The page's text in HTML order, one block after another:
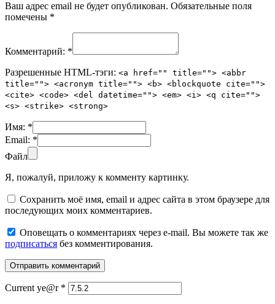
Ваш адрес email не будет опубликован. Обязательные поля
помечены *
Комментарий: *
Разрешенные HTML-тэги: <a href="" title=""> <abbr
title=""> <acronym title=""> <b> <blockquote cite="">
<cite> <code> <del datetime=""> <em> <i> <q cite="">
<s> <strike> <strong>
Имя: *
Email: *
Файл
Я, пожалуй, приложу к комменту картинку.
Сохранить моё имя, email и адрес сайта в этом браузере для
последующих моих комментариев.
Оповещать о комментариях через e-mail. Вы можете так же
подписаться без комментирования.
Current ye@r *